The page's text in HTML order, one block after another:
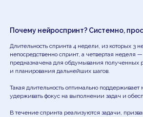
Почему нейроспринт? Системно,
Длительность спринта 4 недели, из которых 3
непосредственно спринт, а четвертая неделя
предназначена для обдумывания полученных
и планирования дальнейших шагов.
Такая длительность оптимально поддерживает
удерживать фокус на выполнении задач и
В течение спринта реализуются задачи,